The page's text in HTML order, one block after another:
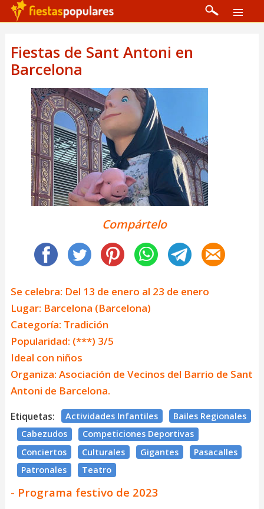
Fiestas de Sant Antoni en
Barcelona
Compártelo
Se celebra: Del 13 de enero al 23 de enero
Lugar: Barcelona (Barcelona)
Categoría: Tradición
Popularidad: (***) 3/5
Ideal con niños
Organiza: Asociación de Vecinos del Barrio de Sant
Antoni de Barcelona.
Etiquetas: Actividades Infantiles
Bailes Regionales
Cabezudos
Competiciones Deportivas
Conciertos
Culturales Gigantes
Pasacalles
Patronales
Teatro
- Programa festivo de 2023